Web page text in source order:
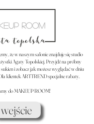
że w naszym salonie znajduje sięstudio
Agaty Topolskiej. Przyjdź na próbny
i zobacz jak możesz wyglądać w dniu
klientek ARTTREND specjalne rabaty.
do MAKEUP ROOM!
wejście